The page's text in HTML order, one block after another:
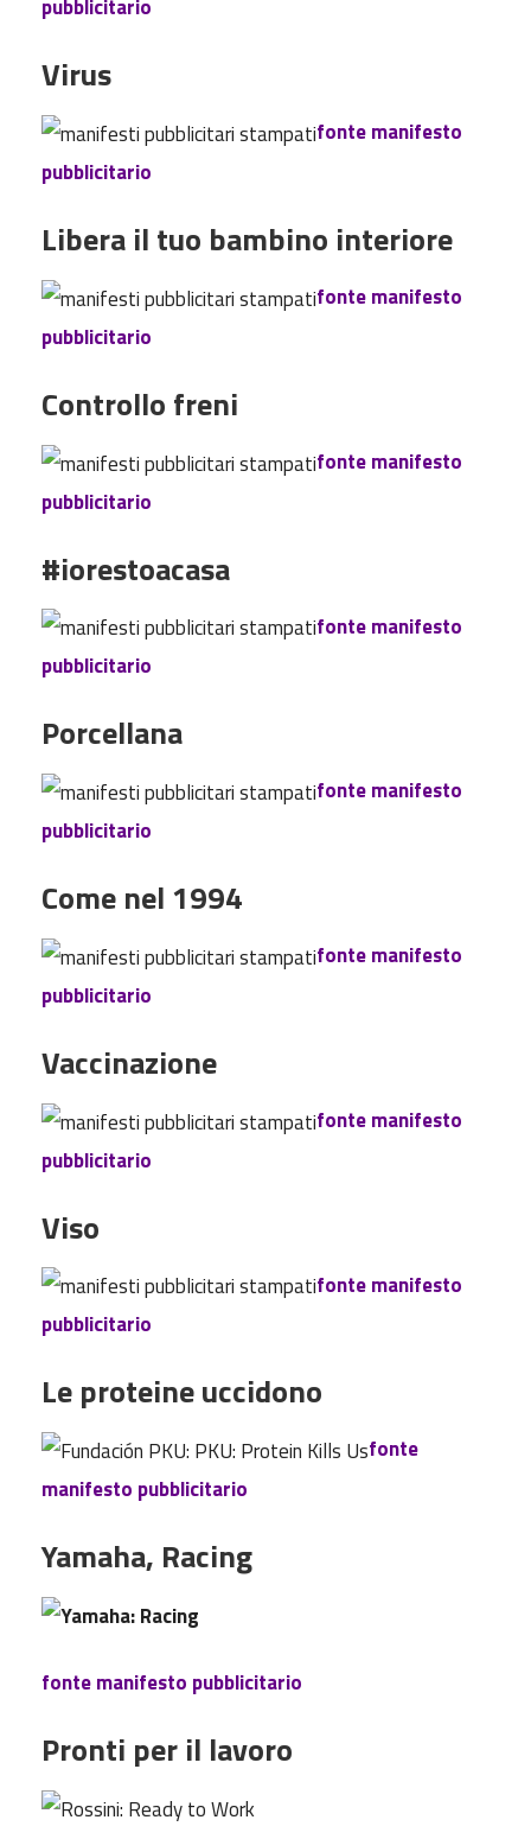
pubblicitario
Virus
fonte manifesto
pubblicitario
Libera il tuo bambino interiore
fonte manifesto
pubblicitario
Controllo freni
fonte manifesto
pubblicitario
#iorestoacasa
fonte manifesto
pubblicitario
Porcellana
fonte manifesto
pubblicitario
Come nel 1994
fonte manifesto
pubblicitario
Vaccinazione
fonte manifesto
pubblicitario
Viso
fonte manifesto
pubblicitario
Le proteine uccidono
fonte
manifesto pubblicitario
Yamaha, Racing
fonte manifesto pubblicitario
Pronti per il lavoro